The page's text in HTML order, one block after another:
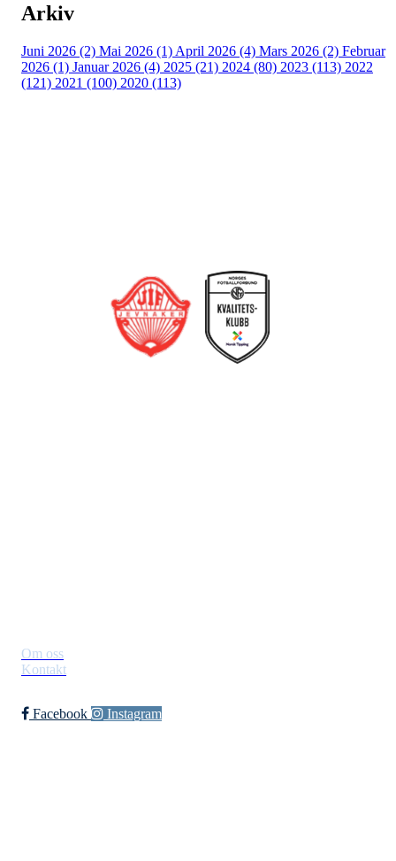
Arkiv
Juni 2026 (2) Mai 2026 (1) April 2026 (4) Mars 2026 (2) Februar
2026 (1) Januar 2026 (4) 2025 (21) 2024 (80) 2023 (113) 2022
(121) 2021 (100) 2020 (113)
Om oss
Kontakt
Facebook Instagram